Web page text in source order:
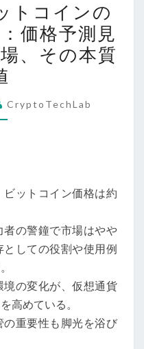
トコインの
価格予測見
、その本質
CryptoTechLab
ビットコイン価格は約
の警鐘で市場はやや
しての役割や使用例
の変化が、仮想通貨
高めている。
重要性も脚光を浴び